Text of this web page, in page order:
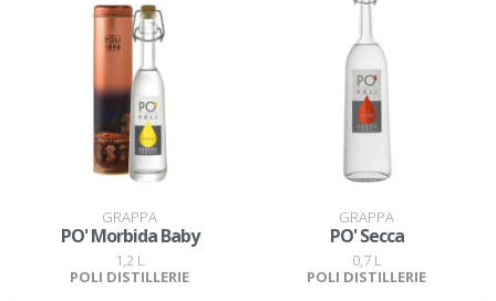
GRAPPA
PO' Morbida Baby
1,2 L
POLI DISTILLERIE
GRAPPA
PO' Secca
0,7 L
POLI DISTILLERIE